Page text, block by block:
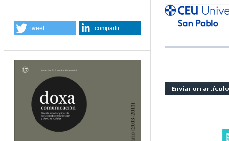
tweet compartir
Enviar un artículo